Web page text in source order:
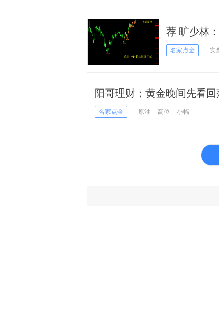
荐 旷少林
破名家点金 实
阳哥理财；黄金晚间先
名家点金 原油 高位 小幅